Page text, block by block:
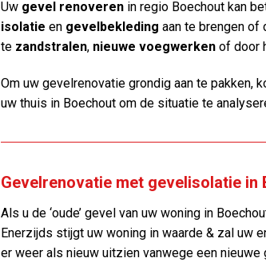
Uw gevel renoveren in regio Boechout kan
isolatie en gevelbekleding aan te brengen of
te zandstralen, nieuwe voegwerken of door
Om uw gevelrenovatie grondig aan te pakken,
uw thuis in Boechout om de situatie te
Gevelrenovatie met gevelisolatie in
Als u de ‘oude’ gevel van uw woning in
Enerzijds stijgt uw woning in waarde & zal uw
er weer als nieuw uitzien vanwege een